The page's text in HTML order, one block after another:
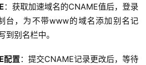
：获取加速域名的CNAME值后，登录
台，为不带www的域名添加别名记
到别名栏中。
配置 ：提交CNAME记录更改后，等待